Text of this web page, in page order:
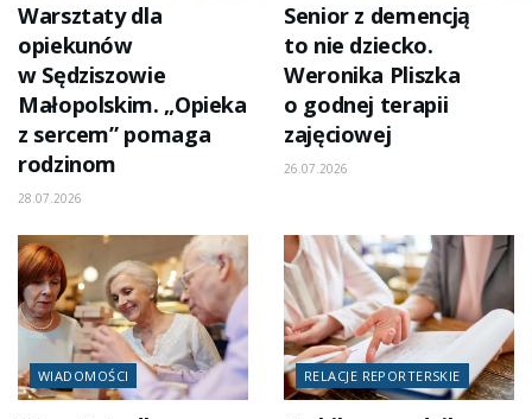
Warsztaty dla
opiekunów
w Sędziszowie
Małopolskim. „Opieka
z sercem” pomaga
rodzinom
28.07.2026
Senior z demencją
to nie dziecko.
Weronika Pliszka
o godnej terapii
zajęciowej
26.07.2026
WIADOMOŚCI RELACJE REPORTERSKIE